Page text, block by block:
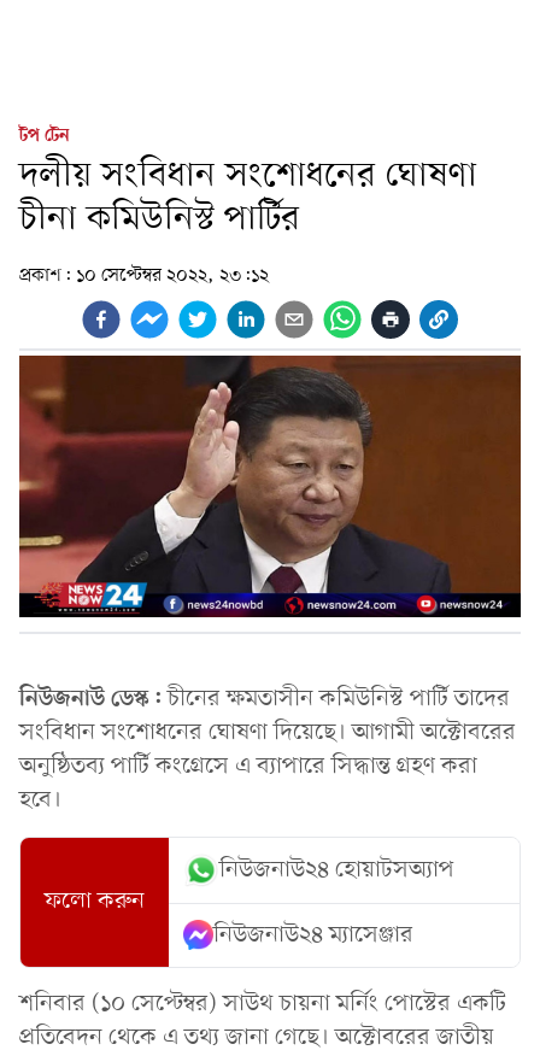
টপ টেন
দলীয় সংবিধান সংশোধনের ঘোষণা
চীনা কমিউনিস্ট পার্টির
প্রকাশ: ১০ সেপ্টেম্বর ২০২২, ২৩:১২
নিউজনাউ ডেস্ক:চীনের ক্ষমতাসীন কমিউনিস্ট পার্টি তাদের
সংবিধান সংশোধনের ঘোষণা দিয়েছে। আগামী অক্টোবরের
অনুষ্ঠিতব্য পার্টি কংগ্রেসে এ ব্যাপারে সিদ্ধান্ত গ্রহণ করা
হবে।
ফলো করুন
নিউজনাউ২৪ হোয়াটসঅ্যাপ
নিউজনাউ২৪ ম্যাসেঞ্জার
শনিবার (১০ সেপ্টেম্বর) সাউথ চায়না মর্নিং পোস্টের একটি
প্রতিবেদন থেকে এ তথ্য জানা গেছে। অক্টোবরের জাতীয়